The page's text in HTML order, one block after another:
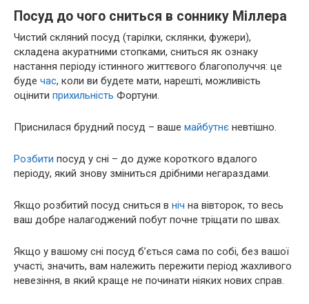
Посуд до чого сниться в соннику Міллера
Чистий скляний посуд (тарілки, склянки, фужери),
складена акуратними стопками, сниться як ознаку
настання періоду істинного життєвого благополуччя: це
буде час, коли ви будете мати, нарешті, можливість
оцінити прихильність Фортуни.
Приснилася брудний посуд – ваше майбутнє невтішно.
Розбити посуд у сні – до дуже короткого вдалого
періоду, який знову зміниться дрібними негараздами.
Якщо розбитий посуд сниться в ніч на вівторок, то весь
ваш добре налагоджений побут почне тріщати по швах.
Якщо у вашому сні посуд б’ється сама по собі, без вашої
участі, значить, вам належить пережити період жахливого
невезіння, в який краще не починати ніяких нових справ.